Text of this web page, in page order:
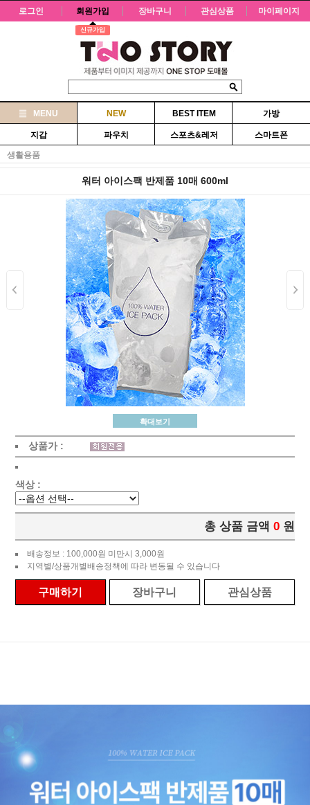
로그인 회원가입
신규가입
장바구니 관심상품 마이페이지
MENU NEW BEST ITEM 가방
지갑 파우치 스포츠&레저 스마트폰
생활용품
워터 아이스팩 반제품 10매 600ml
확대보기
상품가 :
색상 :
총 상품 금액 0 원
배송정보 : 100,000원 미만시 3,000원
지역별/상품개별배송정책에 따라 변동될 수 있습니다
구매하기 장바구니 관심상품